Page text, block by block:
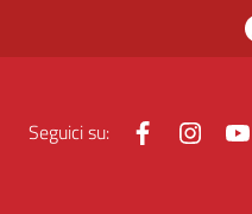
Seguici su: Facebook